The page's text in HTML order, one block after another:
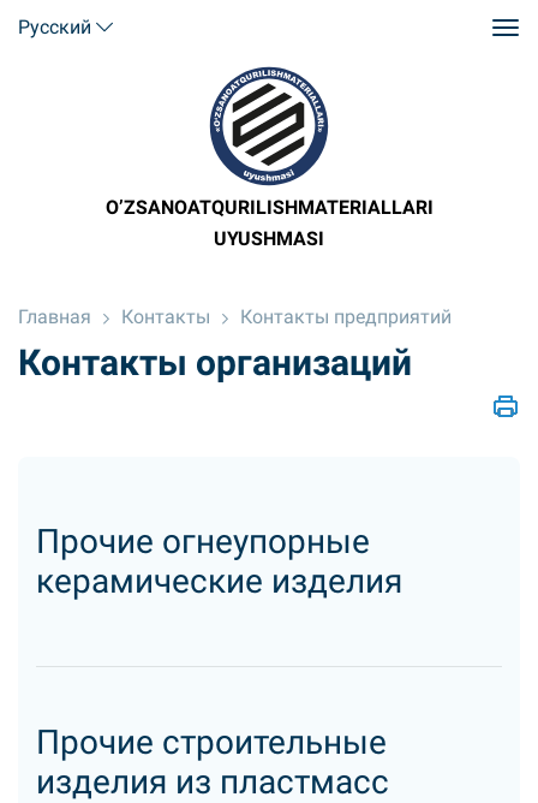
Русский
O’ZSANOATQURILISHMATERIALLARI
UYUSHMASI
Главная Контакты Контакты предприятий
Контакты организаций
Прочие огнеупорные
керамические изделия
Прочие строительные
изделия из пластмасс